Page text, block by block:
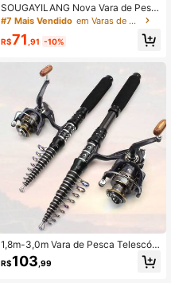
SOUGAYILANG Nova Vara de Pesc
a Telescópica de Fibra de Carbono,
m/2,1m/2,4m, Cabo de EVA, Vara de
#7 Mais Vendido em Varas de pesca
R$71 ,91 -10%
1,8m-3,0m Vara de Pesca Telescópi
ca Portátil de Carbono, Carretel Op
cional, Ação Rápida, Vara de Arrem
R$103 ,99